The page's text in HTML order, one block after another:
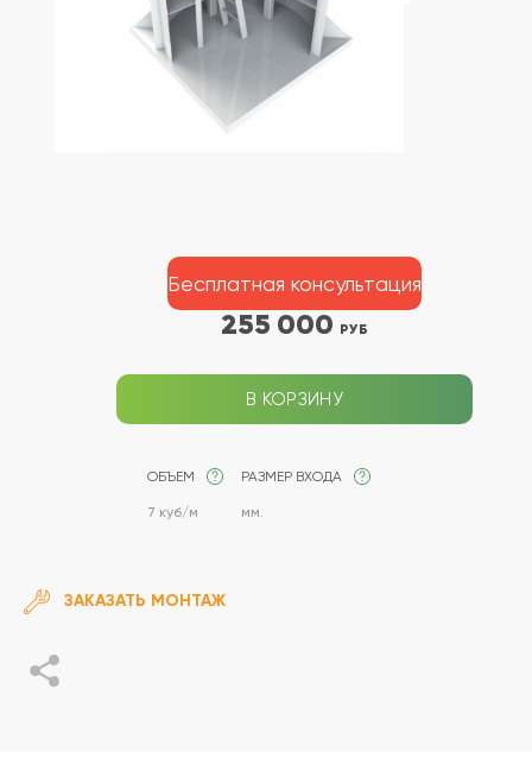
255 000 РУБ
В КОРЗИНУ
Бесплатная консультация
ОБЪЕМ
7 куб/м
РАЗМЕР ВХОДА
мм.
ЗАКАЗАТЬ МОНТАЖ